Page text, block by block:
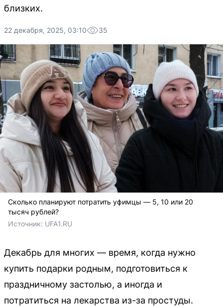
близких.
22 декабря, 2025, 03:10 35
Сколько планируют потратить уфимцы — 5, 10 или 20
тысяч рублей?
Источник: UFA1.RU
Декабрь для многих — время, когда нужно
купить подарки родным, подготовиться к
праздничному застолью, а иногда и
потратиться на лекарства из-за простуды.